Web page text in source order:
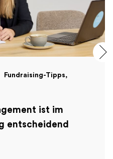
Fundraising-Tipps
ist im
entscheidend